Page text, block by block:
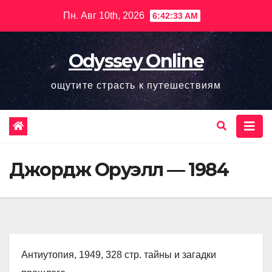
содержимому
Пн. Авг 10th, 2026 6:42:34 AM
Odyssey Online
ощутите страсть к путешествиям
Джордж Оруэлл — 1984
Антиутопия, 1949, 328 стр. тайны и загадки